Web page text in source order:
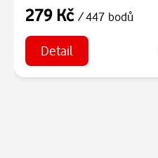
279 Kč / 447 bodů
Detail